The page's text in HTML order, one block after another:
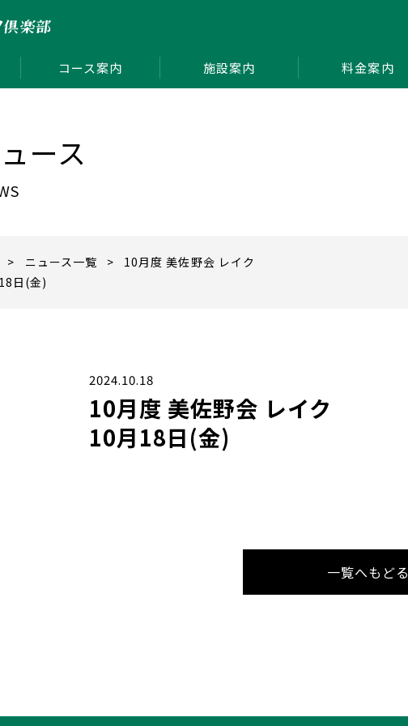
コース案内 施設案内 料金案内
ース
> ニュース一覧 > 10月度 美佐野会 レイク
日(金)
2024.10.18
10月度 美佐野会 レイク
10月18日(金)
一覧へもどる